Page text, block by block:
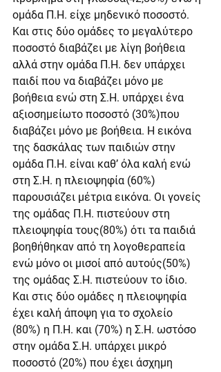
ομάδα Π.Η. είχε μηδενικό ποσοστό.
Και στις δύο ομάδες το μεγαλύτερο
ποσοστό διαβάζει με λίγη βοήθεια
αλλά στην ομάδα Π.Η. δεν υπάρχει
παιδί που να διαβάζει μόνο με
βοήθεια ενώ στη Σ.Η. υπάρχει ένα
αξιοσημείωτο ποσοστό (30%)που
διαβάζει μόνο με βοήθεια. Η εικόνα
της δασκάλας των παιδιών στην
ομάδα Π.Η. είναι καθ’ όλα καλή ενώ
στη Σ.Η. η πλειοψηφία (60%)
παρουσιάζει μέτρια εικόνα. Οι γονείς
της ομάδας Π.Η. πιστεύουν στη
πλειοψηφία τους(80%) ότι τα παιδιά
βοηθήθηκαν από τη λογοθεραπεία
ενώ μόνο οι μισοί από αυτούς(50%)
της ομάδας Σ.Η. πιστεύουν το ίδιο.
Και στις δύο ομάδες η πλειοψηφία
έχει καλή άποψη για το σχολείο
(80%) η Π.Η. και (70%) η Σ.Η. ωστόσο
στην ομάδα Σ.Η. υπάρχει μικρό
ποσοστό (20%) που έχει άσχημη